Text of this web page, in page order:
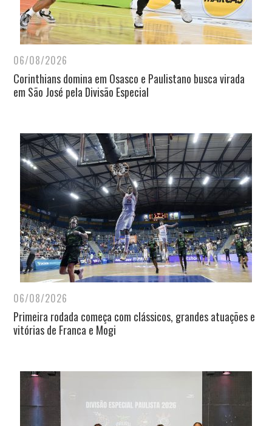
06/08/2026
Corinthians domina em Osasco e Paulistano busca virada
em São José pela Divisão Especial
06/08/2026
Primeira rodada começa com clássicos, grandes atuações e
vitórias de Franca e Mogi